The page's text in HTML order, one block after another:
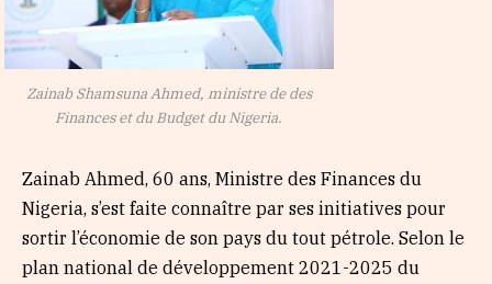
Zainab Shamsuna Ahmed, ministre de des
Finances et du Budget du Nigeria.
Zainab Ahmed, 60 ans, Ministre des Finances du
Nigeria, s’est faite connaître par ses initiatives pour
sortir l’économie de son pays du tout pétrole. Selon le
plan national de développement 2021-2025 du